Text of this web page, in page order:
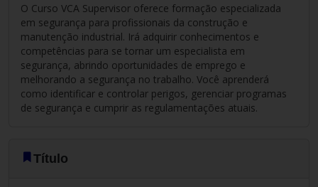
O Curso VCA Supervisor oferece formação especializada
em segurança para profissionais da construção e
manutenção industrial. Irá adquirir conhecimentos e
competências para se tornar um especialista em
segurança, abrindo oportunidades de emprego e
melhorando a segurança no trabalho. Você aprenderá
como identificar e controlar perigos, gerenciar programas
de segurança e cumprir as regulamentações atuais.
Título